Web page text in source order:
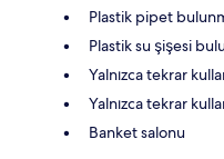
Plastik pipet
Plastik su şişesi
Yalnızca tekrar
Yalnızca tekrar
Banket salonu